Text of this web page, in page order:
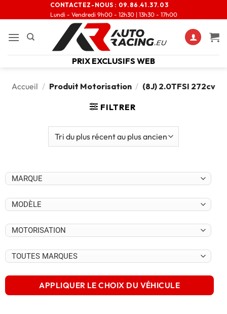
CONTACTEZ-NOUS : 09.86.41.37.03
Lundi - Vendredi 9h00 - 12h30 | 13h30 - 17h00
PRIX EXCLUSIFS WEB
Accueil / Produit Motorisation / (8J) 2.0TFSI 272cv
FILTRER
APPLIQUER LE CHOIX DU VÉHICULE